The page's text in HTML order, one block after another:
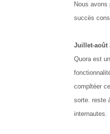
Nous
succès
Juillet-août
Quora est
compltéer
sorte. reste
internautes.